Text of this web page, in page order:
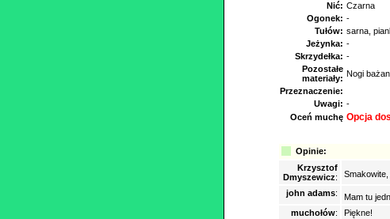
Nić: Czarna
Ogonek: -
Tułów: sarna,
Jeżynka: -
Skrzydełka: -
Pozostałe
materiały: Nogi
Przeznaczenie:
Uwagi: -
Oceń muchę Opcja
Opinie:
Krzysztof
Dmyszewicz:
john adams:
Mam tu
muchołów: Piękne!